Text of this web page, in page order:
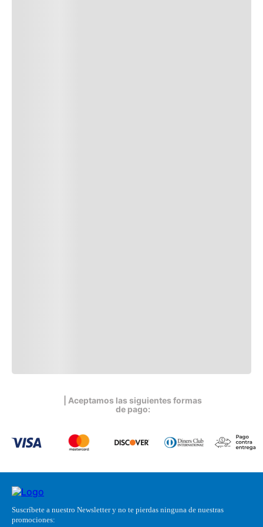
| Aceptamos las siguientes formas
de pago:
Suscríbete a nuestro Newsletter y no te pierdas ninguna de nuestras
promociones: